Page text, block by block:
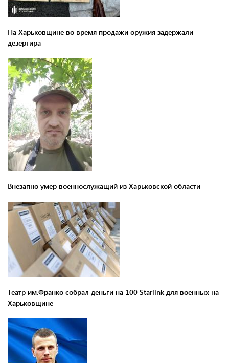
На Харьковщине во время продажи оружия задержали
дезертира
Внезапно умер военнослужащий из Харьковской области
Театр им.Франко собрал деньги на 100 Starlink для военных на
Харьковщине